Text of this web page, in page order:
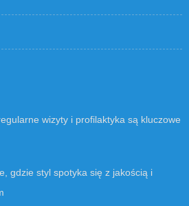
wizyty i profilaktyka są kluczowe
gdzie styl spotyka się z jakością i